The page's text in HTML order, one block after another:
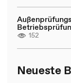
152
Neueste